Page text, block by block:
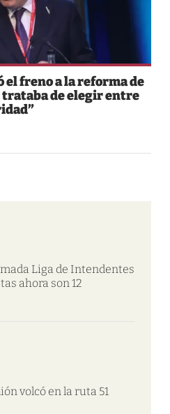
freno a la reforma de
trataba de elegir entre
Liga de Intendentes
ahora son 12
volcó en la ruta 51